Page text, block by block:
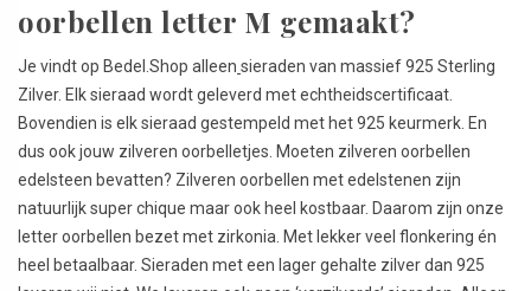
oorbellen letter M gemaakt?
Je vindt op Bedel.Shop alleen sieraden van massief 925 Sterling
Zilver. Elk sieraad wordt geleverd met echtheidscertificaat.
Bovendien is elk sieraad gestempeld met het 925 keurmerk. En
dus ook jouw zilveren oorbelletjes. Moeten zilveren oorbellen
edelsteen bevatten? Zilveren oorbellen met edelstenen zijn
natuurlijk super chique maar ook heel kostbaar. Daarom zijn onze
letter oorbellen bezet met zirkonia. Met lekker veel flonkering én
heel betaalbaar. Sieraden met een lager gehalte zilver dan 925